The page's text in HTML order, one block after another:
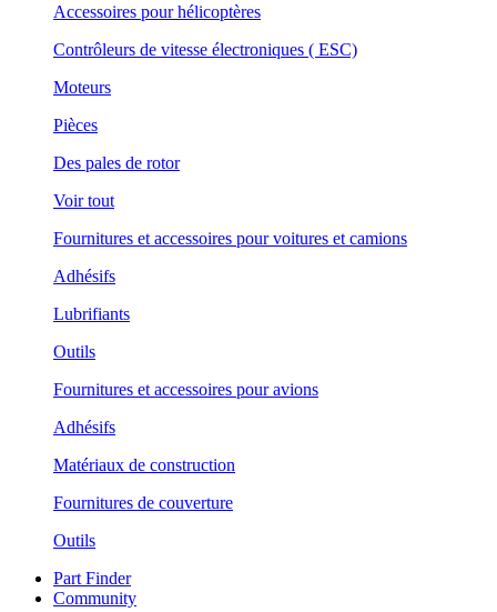
Accessoires pour hélicoptères
Contrôleurs de vitesse électroniques ( ESC)
Moteurs
Pièces
Des pales de rotor
Voir tout
Fournitures et accessoires pour voitures et camions
Adhésifs
Lubrifiants
Outils
Fournitures et accessoires pour avions
Adhésifs
Matériaux de construction
Fournitures de couverture
Outils
Part Finder
Community